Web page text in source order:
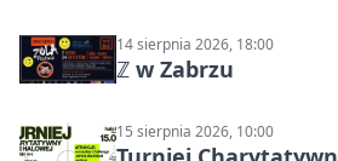
14 sierpnia 2026, 18:00
ℤ w Zabrzu
15 sierpnia 2026, 10:00